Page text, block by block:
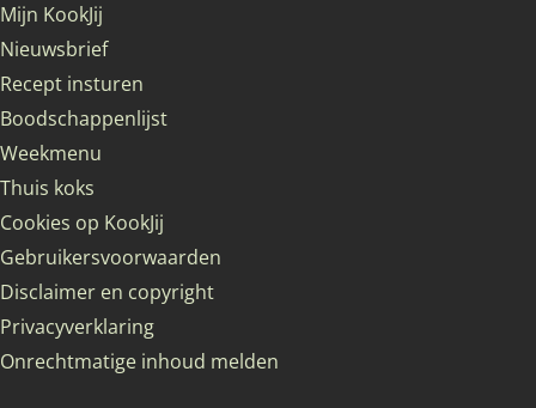
Mijn KookJij
Nieuwsbrief
Recept insturen
Boodschappenlijst
Weekmenu
Thuis koks
Cookies op KookJij
Gebruikersvoorwaarden
Disclaimer en copyright
Privacyverklaring
Onrechtmatige inhoud melden